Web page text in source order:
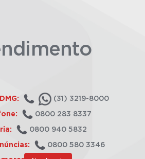
(31) 3219-8000
0800 283 8337
0800 940 5832
0800 580 3346